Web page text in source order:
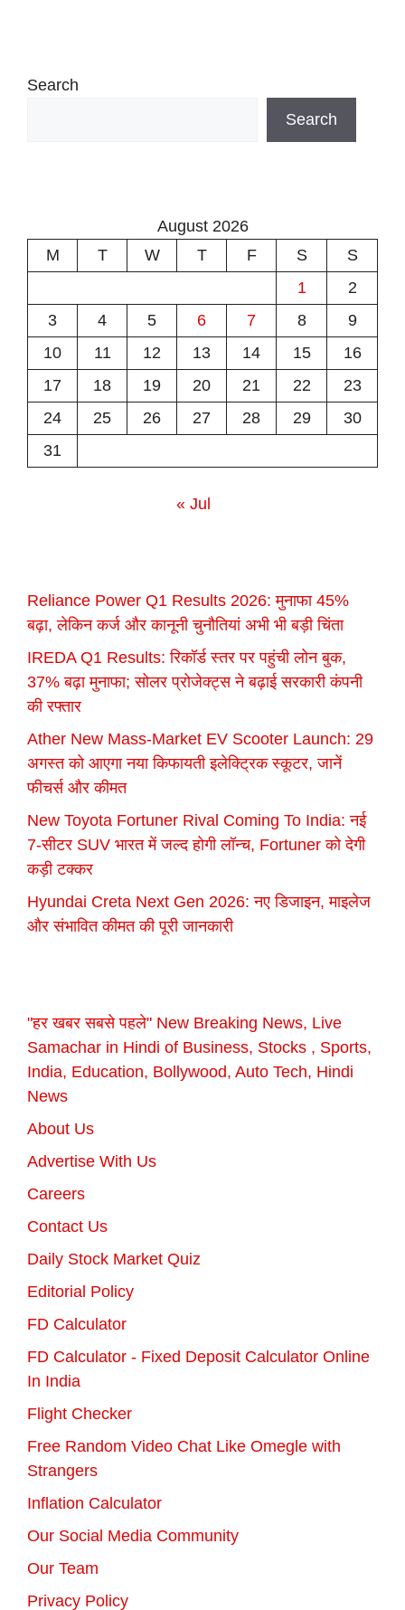
Search
Search
August 2026
M
T W T F S
S
1
2
3
4 5 6 7 8
9
10
11 12 13 14 15
16
17
18 19 20 21 22
23
24
25 26 27 28 29
30
31
« Jul
Reliance Power Q1 Results 2026: मुनाफा 45%
बढ़ा, लेकिन कर्ज और कानूनी चुनौतियां अभी भी बड़ी चिंता
IREDA Q1 Results: रिकॉर्ड स्तर पर पहुंची लोन बुक,
37% बढ़ा मुनाफा; सोलर प्रोजेक्ट्स ने बढ़ाई सरकारी कंपनी
की रफ्तार
Ather New Mass-Market EV Scooter Launch: 29
अगस्त को आएगा नया किफायती इलेक्ट्रिक स्कूटर, जानें
फीचर्स और कीमत
New Toyota Fortuner Rival Coming To India: नई
7-सीटर SUV भारत में जल्द होगी लॉन्च, Fortuner को देगी
कड़ी टक्कर
Hyundai Creta Next Gen 2026: नए डिजाइन, माइलेज
और संभावित कीमत की पूरी जानकारी
"हर खबर सबसे पहले" New Breaking News, Live
Samachar in Hindi of Business, Stocks , Sports,
India, Education, Bollywood, Auto Tech, Hindi
News
About Us
Advertise With Us
Careers
Contact Us
Daily Stock Market Quiz
Editorial Policy
FD Calculator
FD Calculator - Fixed Deposit Calculator Online
In India
Flight Checker
Free Random Video Chat Like Omegle with
Strangers
Inflation Calculator
Our Social Media Community
Our Team
Privacy Policy